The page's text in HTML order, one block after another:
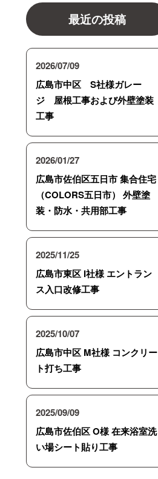
最近の投稿
2026/07/09
広島市中区 S社様ガレー
ジ 屋根工事および外壁塗装
工事
2026/01/27
広島市佐伯区五日市 集合住宅
（COLORS五日市） 外壁塗
装・防水・共用部工事
2025/11/25
広島市東区 I社様 エントラン
ス入口改修工事
2025/10/07
広島市中区 M社様 コンクリー
ト打ち工事
2025/09/09
広島市佐伯区 O様 在来浴室洗
い場シート貼り工事